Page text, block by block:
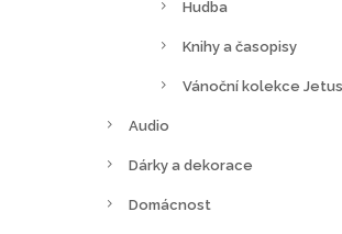
Hudba
Knihy a časopisy
Vánoční kolekce Jetus
Audio
Dárky a dekorace
Domácnost